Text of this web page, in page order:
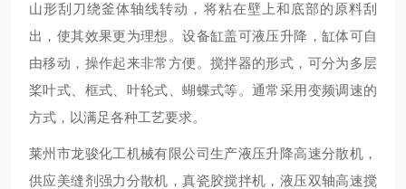
山形刮刀绕釜体轴线转动，将粘在壁上和底部的原料刮
出，使其效果更为理想。设备缸盖可液压升降，缸体可自
由移动，操作起来非常方便。搅拌器的形式，可分为多层
桨叶式、框式、叶轮式、蝴蝶式等。通常采用变频调速的
方式，以满足各种工艺要求。
莱州市龙骏化工机械有限公司生产液压升降高速分散机，
供应美缝剂强力分散机 ，真瓷胶搅拌机，液压双轴高速搅